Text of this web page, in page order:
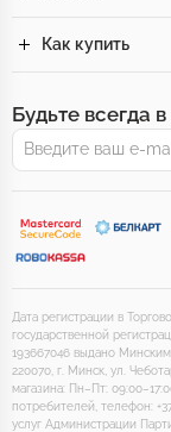
Как купить
Будьте всегда
Дата регистрации в
государственной
193667046 выдано
220070, г. Минск, ул.
магазина: Пн–Пт:
потребителей, телефон:
услуг Администрации